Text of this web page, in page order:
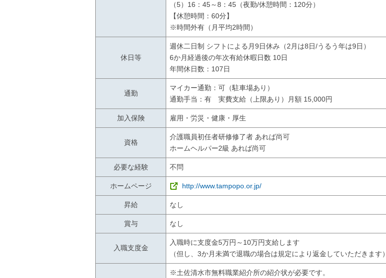
（5）16：45～8：45（夜勤/休憩時間：120分）
【休憩時間：60分】
※時間外有（月平均2時間）
休日等
週休二日制 シフトによる月9日休み（2月は8日/うるう年は9日）
6か月経過後の年次有給休暇日数 10日
年間休日数：107日
通勤
マイカー通勤：可（駐車場あり）
通勤手当：有 実費支給（上限あり）月額 15,000円
加入保険 雇用・労災・健康・厚生
資格
介護職員初任者研修修了者 あれば尚可
ホームヘルパー2級 あれば尚可
必要な経験 不問
ホームページ http://www.tampopo.or.jp/
昇給 なし
賞与 なし
入職支度金
入職時に支度金5万円～10万円支給します
（但し、3か月未満で退職の場合は規定により返金していただきます）
※土佐清水市無料職業紹介所の紹介状が必要です。